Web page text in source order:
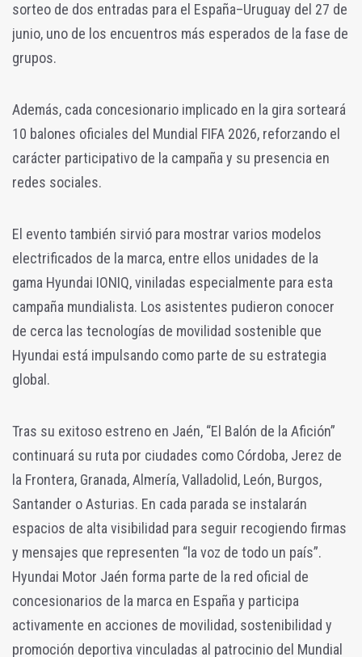
sorteo de dos entradas para el España–Uruguay del 27 de
junio, uno de los encuentros más esperados de la fase de
grupos.
Además, cada concesionario implicado en la gira sorteará
10 balones oficiales del Mundial FIFA 2026, reforzando el
carácter participativo de la campaña y su presencia en
redes sociales.
El evento también sirvió para mostrar varios modelos
electrificados de la marca, entre ellos unidades de la
gama Hyundai IONIQ, viniladas especialmente para esta
campaña mundialista. Los asistentes pudieron conocer
de cerca las tecnologías de movilidad sostenible que
Hyundai está impulsando como parte de su estrategia
global.
Tras su exitoso estreno en Jaén, “El Balón de la Afición”
continuará su ruta por ciudades como Córdoba, Jerez de
la Frontera, Granada, Almería, Valladolid, León, Burgos,
Santander o Asturias. En cada parada se instalarán
espacios de alta visibilidad para seguir recogiendo firmas
y mensajes que representen “la voz de todo un país”.
Hyundai Motor Jaén forma parte de la red oficial de
concesionarios de la marca en España y participa
activamente en acciones de movilidad, sostenibilidad y
promoción deportiva vinculadas al patrocinio del Mundial